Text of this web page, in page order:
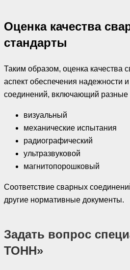
Оценка качества
стандарты
Таким образом, оценка качества
аспект обеспечения надежности
соединений, включающий разные
визуальный
механические испытания
радиографический
ультразвуковой
магнитопорошковый
Соответствие сварных
другие нормативные документы.
Задать вопрос
ТОНН»